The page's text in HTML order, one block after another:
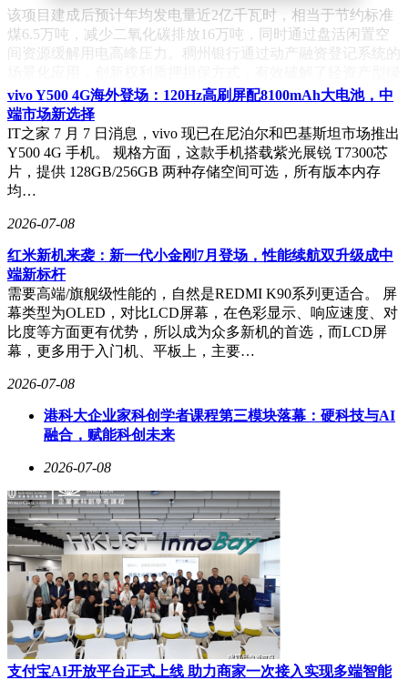
该项目建成后预计年均发电量近2亿千瓦时，相当于节约标准
煤6.5万吨，减少二氧化碳排放16万吨，同时通过盘活闲置空
间资源缓解用电高峰压力。稠州银行通过动产融资登记系统的
色企业的融资难题。截至目前，该行绿色信贷投放规模已超
125亿元，重点支持分布式光伏、光储充一体化、零碳园区等
数字新能源业态发展。
这场金融与能源的深度对话，正在将屋顶的阳光转化为可量化
的生态效益与经济价值。当绿色电力通过数字网络融入城市运
行脉络，金融创新正为低碳转型开辟出更具可持续性的发展路
径。
vivo Y500 4G海外登场：120Hz高刷屏配8100mAh大电池，中
端市场新选择
IT之家 7 月 7 日消息，vivo 现已在尼泊尔和巴基斯坦市场推出
Y500 4G 手机。 规格方面，这款手机搭载紫光展锐 T7300芯
片，提供 128GB/256GB 两种存储空间可选，所有版本内存
均…
2026-07-08
红米新机来袭：新一代小金刚7月登场，性能续航双升级成中
端新标杆
需要高端/旗舰级性能的，自然是REDMI K90系列更适合。 屏
幕类型为OLED，对比LCD屏幕，在色彩显示、响应速度、对
比度等方面更有优势，所以成为众多新机的首选，而LCD屏
幕，更多用于入门机、平板上，主要…
2026-07-08
港科大企业家科创学者课程第三模块落幕：硬科技与AI
融合，赋能科创未来
2026-07-08
支付宝AI开放平台正式上线 助力商家一次接入实现多端智能